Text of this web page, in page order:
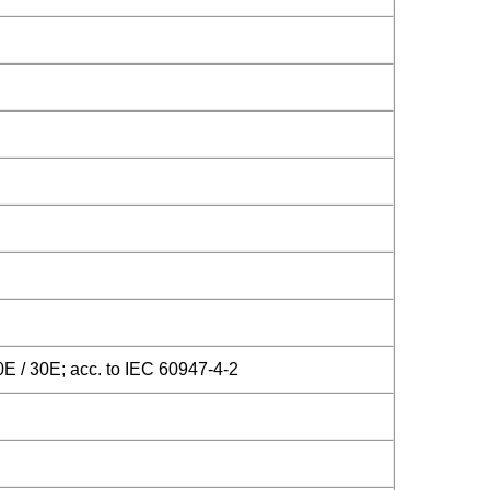
/ 30E; acc. to IEC 60947-4-2